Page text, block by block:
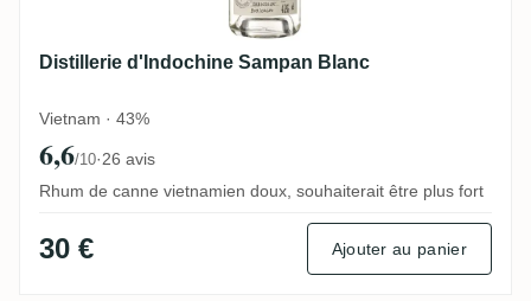
Distillerie d'Indochine Sampan Blanc
Vietnam · 43%
6,6/10·26 avis
Rhum de canne vietnamien doux, souhaiterait être plus fort
30 € Ajouter au panier